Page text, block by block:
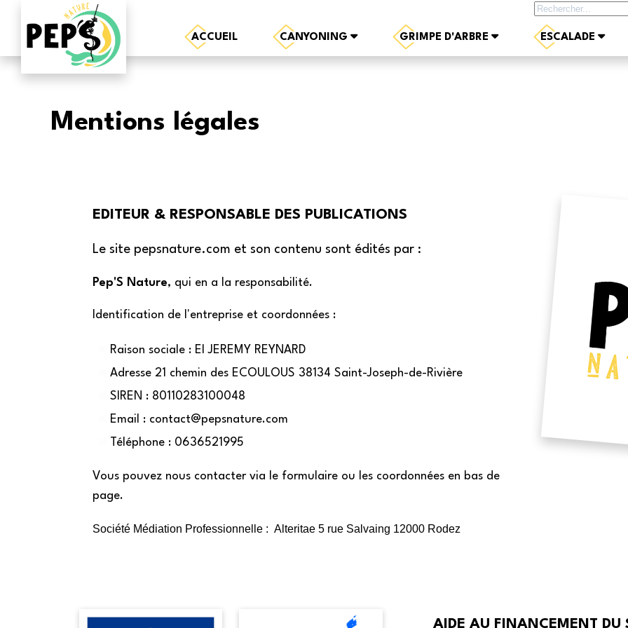
Rechercher sur le site
ACCUEIL CANYONING GRIMPE D'ARBRE ESCALADE
Mentions légales
EDITEUR & RESPONSABLE DES PUBLICATIONS
Le site pepsnature.com et son contenu sont édités par :
Pep'S Nature, qui en a la responsabilité.
Identification de l'entreprise et coordonnées :
Raison sociale : EI JEREMY REYNARD
Adresse 21 chemin des ECOULOUS 38134 Saint-Joseph-de-Rivière
SIREN : 80110283100048
Email : contact@pepsnature.com
Téléphone : 0636521995
Vous pouvez nous contacter via le formulaire ou les coordonnées en bas de
page.
Société Médiation Professionnelle : Alteritae 5 rue Salvaing 12000 Rodez
AIDE AU FINANCEMENT DU